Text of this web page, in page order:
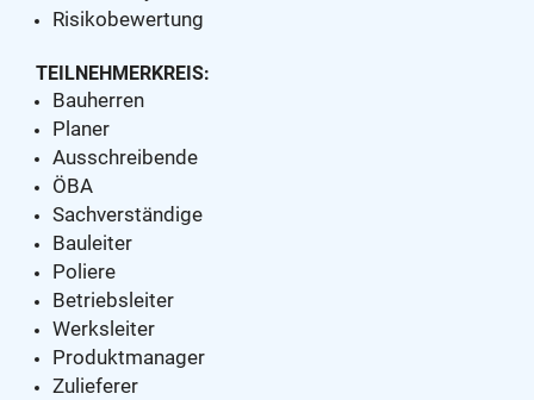
Risikobewertung
TEILNEHMERKREIS:
Bauherren
Planer
Ausschreibende
ÖBA
Sachverständige
Bauleiter
Poliere
Betriebsleiter
Werksleiter
Produktmanager
Zulieferer